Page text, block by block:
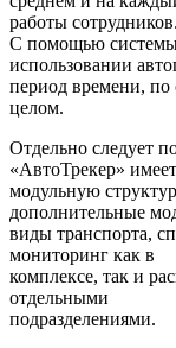
работы сотрудников.
С помощью
использовании
период времени, по
целом.
Отдельно следует
«АвтоТрекер» имеет
модульную
дополнительные
виды транспорта,
мониторинг как в
комплексе, так и
отдельными
подразделениями.